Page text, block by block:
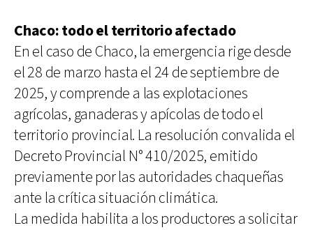
Chaco: todo el territorio afectado
En el caso de Chaco, la emergencia rige desde
el 28 de marzo hasta el 24 de septiembre de
2025, y comprende a las explotaciones
agrícolas, ganaderas y apícolas de todo el
territorio provincial. La resolución convalida el
Decreto Provincial N° 410/2025, emitido
previamente por las autoridades chaqueñas
ante la crítica situación climática.
La medida habilita a los productores a solicitar